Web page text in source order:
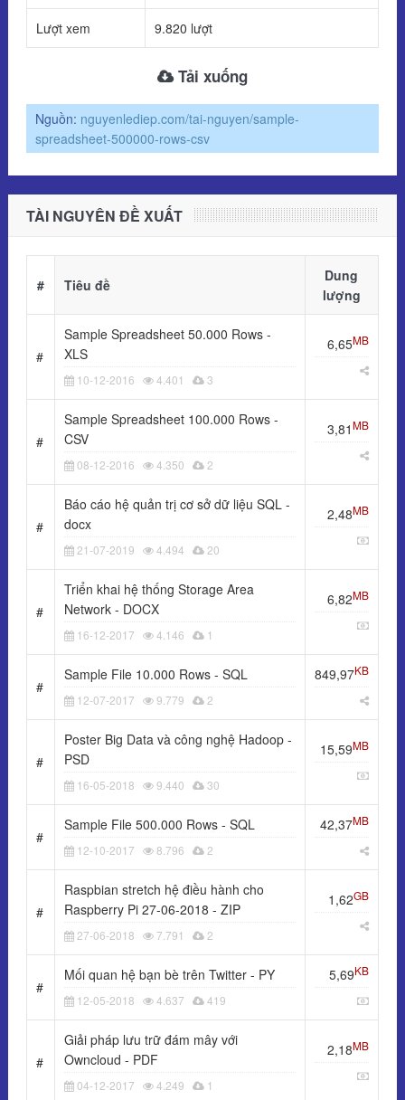
Lượt xem 9.820 lượt
Tải xuống
Nguồn: nguyenlediep.com/tai-nguyen/sample-
spreadsheet-500000-rows-csv
TÀI NGUYÊN ĐỀ XUẤT
# Tiêu đề
Dung
lượng
#
Sample Spreadsheet 50.000 Rows -
XLS
10-12-2016 4.401 3
6,65MB
#
Sample Spreadsheet 100.000 Rows -
CSV
08-12-2016 4.350 2
3,81MB
#
Báo cáo hệ quản trị cơ sở dữ liệu SQL -
docx
21-07-2019 4.494 20
2,48MB
#
Triển khai hệ thống Storage Area
Network - DOCX
16-12-2017 4.146 1
6,82MB
#
Sample File 10.000 Rows - SQL
12-07-2017 9.779 2
849,97KB
#
Poster Big Data và công nghệ Hadoop -
PSD
16-05-2018 9.440 30
15,59MB
#
Sample File 500.000 Rows - SQL
12-10-2017 8.796 2
42,37MB
#
Raspbian stretch hệ điều hành cho
Raspberry Pi 27-06-2018 - ZIP
27-06-2018 7.791 2
1,62GB
#
Mối quan hệ bạn bè trên Twitter - PY
12-05-2018 4.637 419
5,69KB
#
Giải pháp lưu trữ đám mây với
Owncloud - PDF
04-12-2017 4.249 1
2,18MB